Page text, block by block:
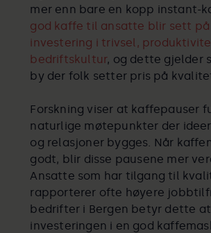
mer enn bare en kopp instant-
god kaffe til ansatte blir sett på
investering i trivsel,
bedriftskultur, og dette gjelder
by der folk setter pris på
Forskning viser at kaffepauser
naturlige møtepunkter der
og relasjoner bygges. Når
godt, blir disse pausene mer
Ansatte som har tilgang til
rapporterer ofte høyere
bedrifter i Bergen betyr dette at
investeringen i en god